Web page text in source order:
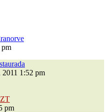
pm
1:52 pm
pm